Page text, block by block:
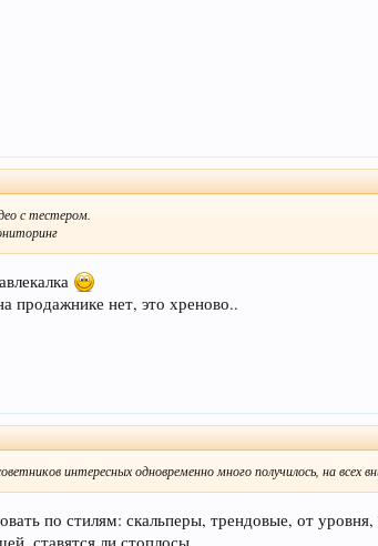
с тестером.
продажнике нет, это хреново..
интересных одновременно много получилось, на всех
по стилям: скальперы, трендовые, от